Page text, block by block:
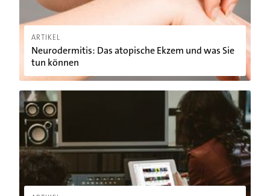
ARTIKEL
Neurodermitis: Das atopische Ekzem und was Sie
tun können
Musik bei YouTube verwenden: Was ist legal, was nicht?